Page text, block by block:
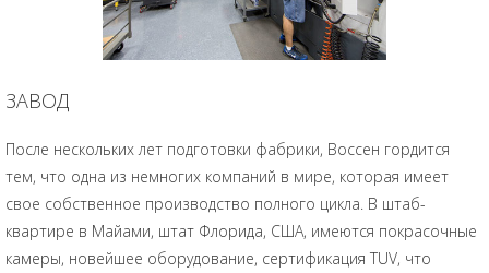
ЗАВОД
После нескольких лет подготовки фабрики, Воссен гордится
тем, что одна из немногих компаний в мире, которая имеет
свое собственное производство полного цикла. В штаб-
квартире в Майами, штат Флорида, США, имеются покрасочные
камеры, новейшее оборудование, сертификация TUV, что